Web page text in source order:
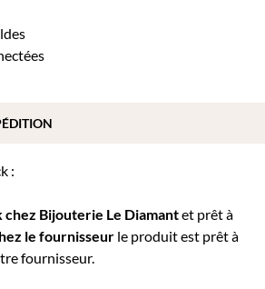
:
chez Bijouterie Le Diamantet prêt à
le fournisseur le produit est prêt à
fournisseur.